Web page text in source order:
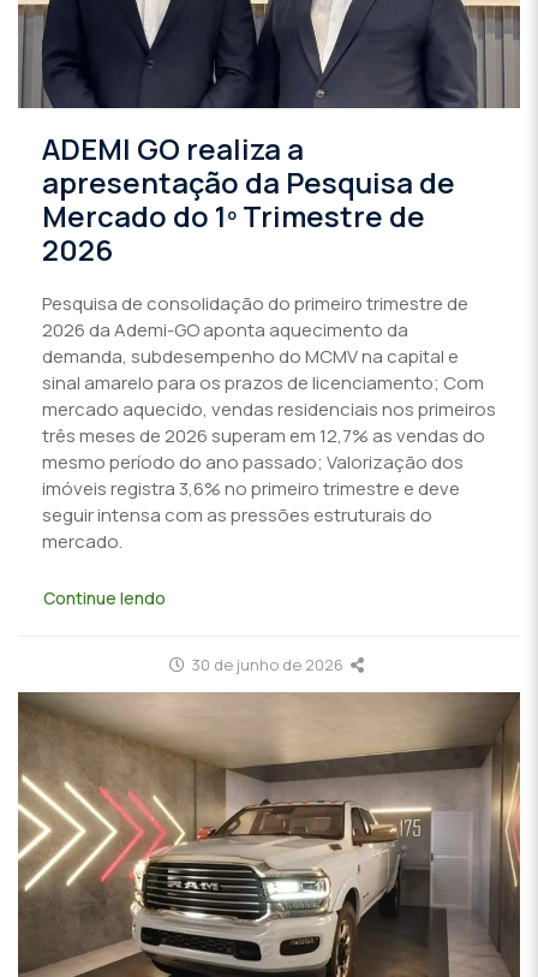
ADEMI GO realiza a
apresentação da Pesquisa de
Mercado do 1º Trimestre de
2026
Pesquisa de consolidação do primeiro trimestre de
2026 da Ademi-GO aponta aquecimento da
demanda, subdesempenho do MCMV na capital e
sinal amarelo para os prazos de licenciamento; Com
mercado aquecido, vendas residenciais nos primeiros
três meses de 2026 superam em 12,7% as vendas do
mesmo período do ano passado; Valorização dos
imóveis registra 3,6% no primeiro trimestre e deve
seguir intensa com as pressões estruturais do
mercado.
Continue lendo
30 de junho de 2026